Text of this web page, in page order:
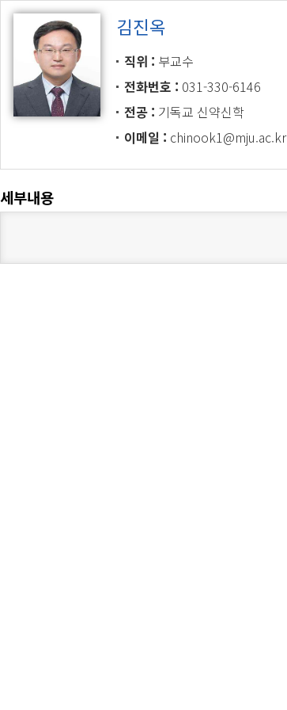
김진옥
직위
부교수
전화번호
031-330-6146
전공 기독교 신약신학
이메일
chinook1@mju.ac.kr
세부내용